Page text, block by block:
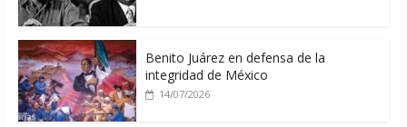
Benito Juárez en defensa de la
integridad de México
14/07/2026